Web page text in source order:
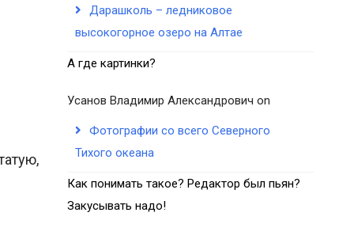
Дарашколь – ледниковое
высокогорное озеро на Алтае
А где картинки?
Усанов Владимир Александрович on
Фотографии со всего Северного
Тихого океана
Как понимать такое? Редактор был пьян?
Закусывать надо!